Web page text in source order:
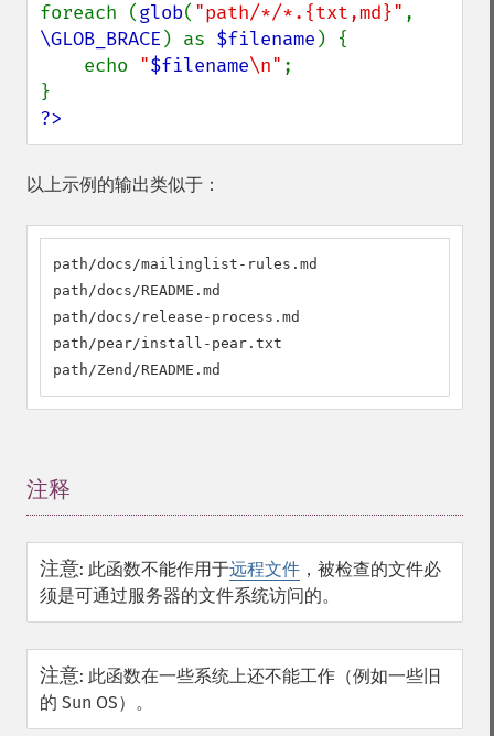
foreach (glob( "path/*/*.{txt,md}"
\GLOB_BRACE ) as $filename ) {
    echo
"$filename\n" ;
?>
以上示例的输出类似于：
path/docs/mailinglist-rules.md
path/docs/README.md
path/docs/release-process.md
path/pear/install-pear.txt
path/Zend/README.md
注释
注意: 此函数不能作用于远程文件 ，被检查的文件必
须是可通过服务器的文件系统访问的。
注意: 此函数在一些系统上还不能工作（例如一些旧
的 Sun OS）。